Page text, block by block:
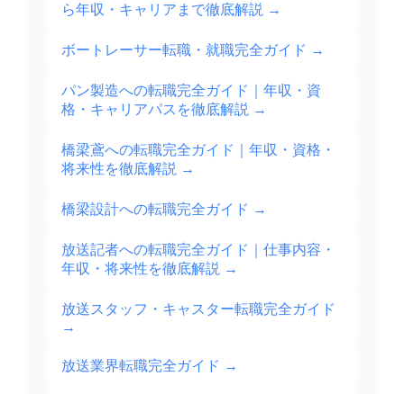
ら年収・キャリアまで徹底解説 →
ボートレーサー転職・就職完全ガイド →
パン製造への転職完全ガイド｜年収・資
格・キャリアパスを徹底解説 →
橋梁鳶への転職完全ガイド｜年収・資格・
将来性を徹底解説 →
橋梁設計への転職完全ガイド →
放送記者への転職完全ガイド｜仕事内容・
年収・将来性を徹底解説 →
放送スタッフ・キャスター転職完全ガイド
→
放送業界転職完全ガイド →